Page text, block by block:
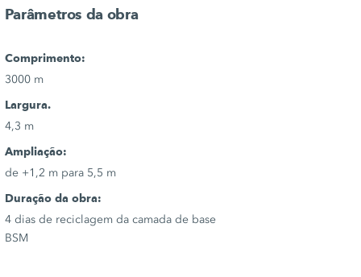
Parâmetros da obra
Comprimento:
3000 m
Largura.
4,3 m
Ampliação:
de +1,2 m para 5,5 m
Duração da obra:
4 dias de reciclagem da camada de base
BSM